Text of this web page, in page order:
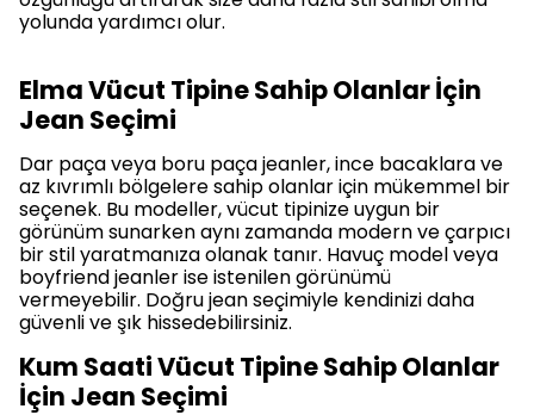
yolunda yardımcı olur.
Elma Vücut Tipine Sahip Olanlar İçin
Jean Seçimi
Dar paça veya boru paça jeanler, ince bacaklara ve
az kıvrımlı bölgelere sahip olanlar için mükemmel bir
seçenek. Bu modeller, vücut tipinize uygun bir
görünüm sunarken aynı zamanda modern ve çarpıcı
bir stil yaratmanıza olanak tanır. Havuç model veya
boyfriend jeanler ise istenilen görünümü
vermeyebilir. Doğru jean seçimiyle kendinizi daha
güvenli ve şık hissedebilirsiniz.
Kum Saati Vücut Tipine Sahip Olanlar
İçin Jean Seçimi